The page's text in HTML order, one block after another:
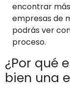
encontrar
empresas de
podrás ver
proceso.
¿Por qué
bien una